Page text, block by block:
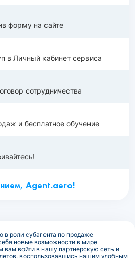
форму на сайте
в Личный кабинет сервиса
сотрудничества
и бесплатное обучение
Agent.aero!
в роли субагента по продаже
новые возможности в мире
войти в нашу партнерскую сеть и
воспользовавшись нашим удобным